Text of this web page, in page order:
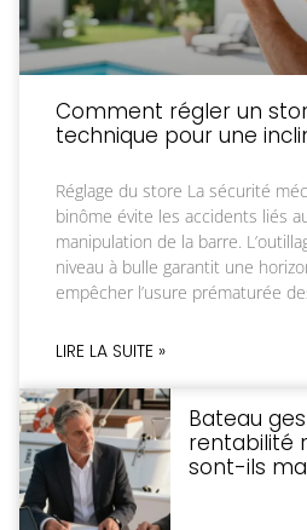
Comment régler un
technique pour une
Réglage du store La sécurité
binôme évite les accidents liés
manipulation de la barre.
niveau à bulle garantit une
empêcher l’usure prématurée
LIRE LA SUITE »
Bateau
rentabilité
sont-ils